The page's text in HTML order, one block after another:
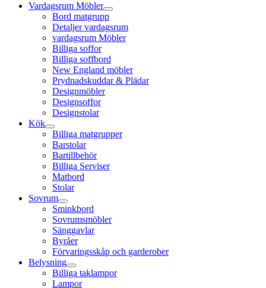
Vardagsrum Möbler
Bord matgrupp
Detaljer vardagsrum
vardagsrum Möbler
Billiga soffor
Billiga soffbord
New England möbler
Prydnadskuddar & Plädar
Designmöbler
Designsoffor
Designstolar
Kök
Billiga matgrupper
Barstolar
Bartillbehör
Billiga Serviser
Matbord
Stolar
Sovrum
Sminkbord
Sovrumsmöbler
Sänggavlar
Byråer
Förvaringsskåp och garderober
Belysning
Billiga taklampor
Lampor